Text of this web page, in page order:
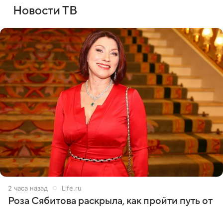
Новости ТВ
2 часа назад Life.ru
Роза Сябитова раскрыла, как пройти путь от